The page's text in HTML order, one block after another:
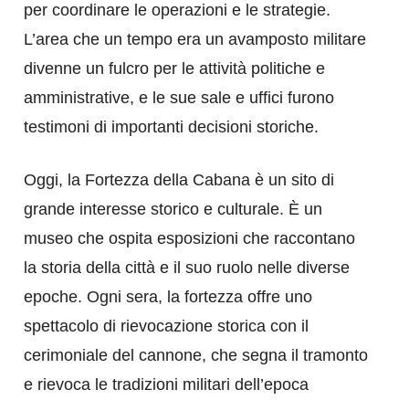
per coordinare le operazioni e le strategie.
L’area che un tempo era un avamposto militare
divenne un fulcro per le attività politiche e
amministrative, e le sue sale e uffici furono
testimoni di importanti decisioni storiche.
Oggi, la Fortezza della Cabana è un sito di
grande interesse storico e culturale. È un
museo che ospita esposizioni che raccontano
la storia della città e il suo ruolo nelle diverse
epoche. Ogni sera, la fortezza offre uno
spettacolo di rievocazione storica con il
cerimoniale del cannone, che segna il tramonto
e rievoca le tradizioni militari dell’epoca